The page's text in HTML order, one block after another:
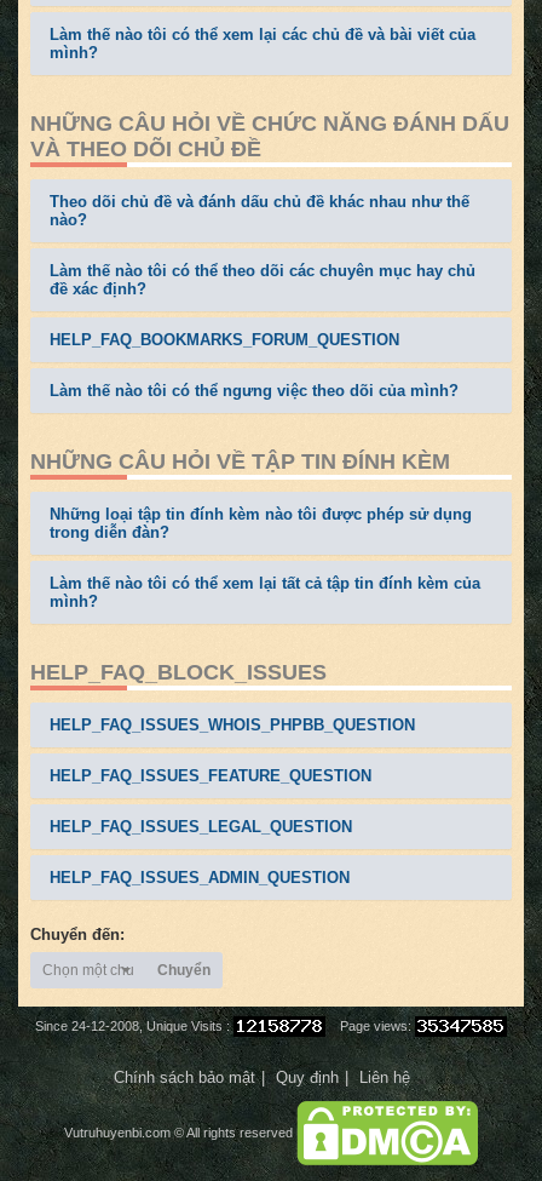
Làm thế nào tôi có thể xem lại các chủ đề và bài viết của
mình?
NHỮNG CÂU HỎI VỀ CHỨC NĂNG ĐÁNH DẤU
VÀ THEO DÕI CHỦ ĐỀ
Theo dõi chủ đề và đánh dấu chủ đề khác nhau như thế
nào?
Làm thế nào tôi có thể theo dõi các chuyên mục hay chủ
đề xác định?
HELP_FAQ_BOOKMARKS_FORUM_QUESTION
Làm thế nào tôi có thể ngưng việc theo dõi của mình?
NHỮNG CÂU HỎI VỀ TẬP TIN ĐÍNH KÈM
Những loại tập tin đính kèm nào tôi được phép sử dụng
trong diễn đàn?
Làm thế nào tôi có thể xem lại tất cả tập tin đính kèm của
mình?
HELP_FAQ_BLOCK_ISSUES
HELP_FAQ_ISSUES_WHOIS_PHPBB_QUESTION
HELP_FAQ_ISSUES_FEATURE_QUESTION
HELP_FAQ_ISSUES_LEGAL_QUESTION
HELP_FAQ_ISSUES_ADMIN_QUESTION
Chuyển đến:
Chọn một chuyên mục
Chuyển
Since 24-12-2008, Unique Visits : Page views:
Chính sách bảo mật Quy định Liên hệ
Vutruhuyenbi.com © All rights reserved